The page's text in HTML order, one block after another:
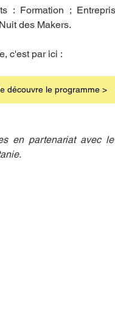
: Formation ;
des Makers.
c'est par ici :
découvre le programme >
en partenariat avec